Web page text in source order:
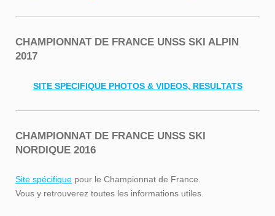
CHAMPIONNAT DE FRANCE UNSS SKI ALPIN
2017
SITE SPECIFIQUE PHOTOS & VIDEOS, RESULTATS
CHAMPIONNAT DE FRANCE UNSS SKI
NORDIQUE 2016
Site spécifique pour le Championnat de France.
Vous y retrouverez toutes les informations utiles.